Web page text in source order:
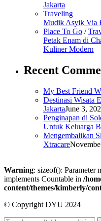
Jakarta
Traveling
Mudik Asyik Via
Place To Go /
Petak Enam di
Kuliner Modern
Recent
My Best Friend
Destinasi Wisata
JakartaJune 3,
Penginapan di
Untuk Keluarga
Mengembalikan
Xtracare
Warning: sizeof(): Parameter
implements Countable in /
content/themes/kimberly/
© Copyright DYU 2024